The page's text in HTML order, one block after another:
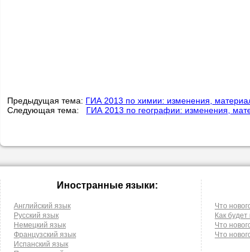
Предыдущая тема: ГИА 2013 по химии: изменения,
Следующая тема: ГИА 2013 по географии: изменения,
Иностранные языки:
Английский язык
Русский язык
Немецкий язык
Французский язык
Испанский язык
Что
Как
Что
Что